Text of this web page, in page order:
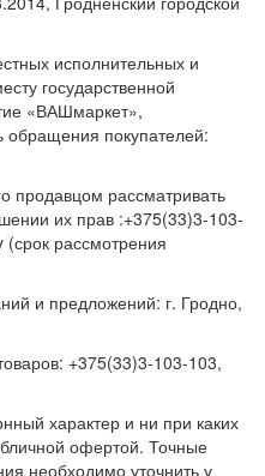
исполнительных и
государственной
«ВАШмаркет»,
обращения покупателей:
продавцом рассматривать
их прав :+375(33)3-103-
рассмотрения
и предложений: г. Гродно,
+375(33)3-103-103,
характер и ни при каких
офертой. Точные
необходимо уточнить у